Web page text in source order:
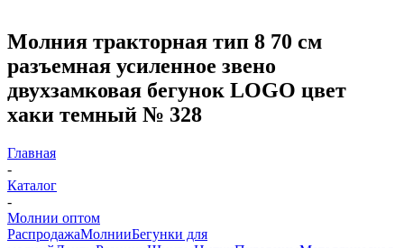
Молния тракторная тип 8 70 см
разъемная усиленное звено
двухзамковая бегунок LOGO цвет
хаки темный № 328
Главная
-
Каталог
-
Молнии оптом
РаспродажаМолнииБегунки для